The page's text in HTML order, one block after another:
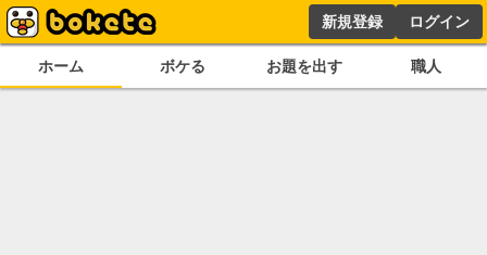
新規登録 ログイン
ホーム ボケる お題を出す 職人